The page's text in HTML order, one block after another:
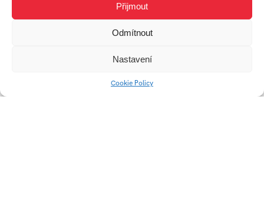
Přijmout
Odmítnout
Nastavení
Cookie Policy
tvorba
Audiovizuální
tvorba
Audiovizuální
tvorba